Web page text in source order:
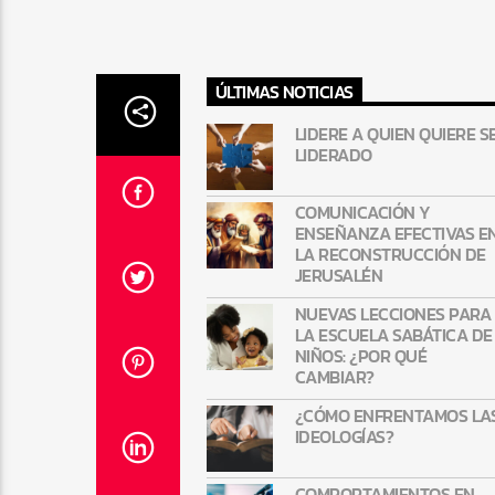
ÚLTIMAS NOTICIAS
LIDERE A QUIEN QUIERE
LIDERADO
COMUNICACIÓN Y
ENSEÑANZA EFECTIVAS
LA RECONSTRUCCIÓN DE
JERUSALÉN
NUEVAS LECCIONES PARA
LA ESCUELA SABÁTICA DE
NIÑOS: ¿POR QUÉ
CAMBIAR?
¿CÓMO ENFRENTAMOS
IDEOLOGÍAS?